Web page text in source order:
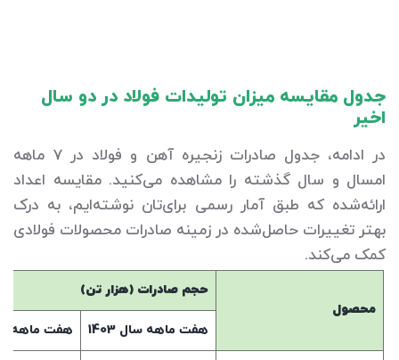
جدول مقایسه میزان تولیدات فولاد در دو سال
اخیر
در ادامه، جدول صادرات زنجیره آهن و فولاد در 7 ماهه
امسال و سال گذشته را مشاهده می‌کنید. مقایسه اعداد
ارائه‌شده که طبق آمار رسمی برای‌تان نوشته‌ایم، به درک
بهتر تغییرات حاصل‌شده در زمینه صادرات محصولات فولادی
کمک می‌کند.
محصول
حجم صادرات (هزار تن)
هفت ماهه سال 1403 هفت ماهه سال